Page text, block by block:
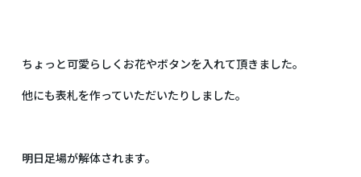
ちょっと可愛らしくお花やボタンを入れて頂きました。
他にも表札を作っていただいたりしました。
明日足場が解体されます。